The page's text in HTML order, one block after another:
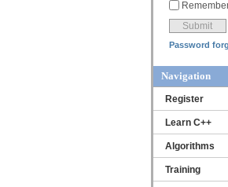
Password
Navigation
Register
Learn C++
Algorithms
Training